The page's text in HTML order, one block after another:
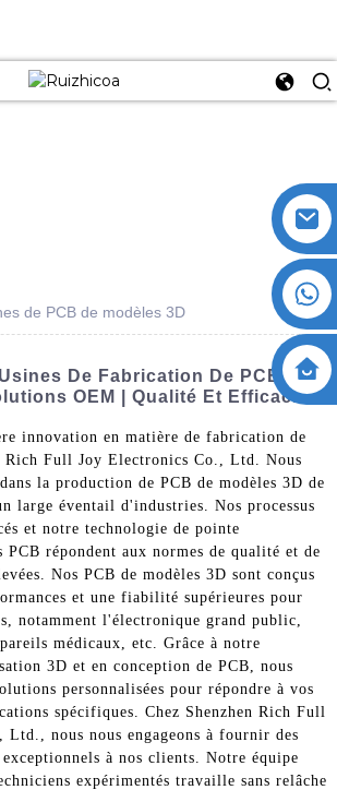
de PCB de modèles 3D
De Fabrication De PCB En
OEM | Qualité Et Efficacité
innovation en matière de fabrication de
Rich Full Joy Electronics Co., Ltd. Nous
la production de PCB de modèles 3D de
large éventail d'industries. Nos processus
et notre technologie de pointe
PCB répondent aux normes de qualité et de
Nos PCB de modèles 3D sont conçus
et une fiabilité supérieures pour
notamment l'électronique grand public,
médicaux, etc. Grâce à notre
3D et en conception de PCB, nous
personnalisées pour répondre à vos
spécifiques. Chez Shenzhen Rich Full
Ltd., nous nous engageons à fournir des
à nos clients. Notre équipe
expérimentés travaille sans relâche